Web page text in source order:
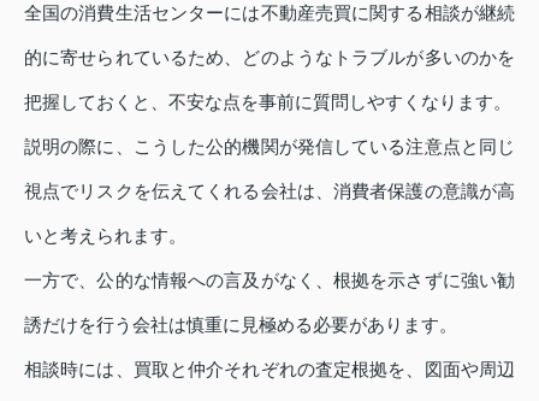
全国の消費生活センターには不動産売買に関する相談が継続
的に寄せられているため、どのようなトラブルが多いのかを
把握しておくと、不安な点を事前に質問しやすくなります。
説明の際に、こうした公的機関が発信している注意点と同じ
視点でリスクを伝えてくれる会社は、消費者保護の意識が高
いと考えられます。
一方で、公的な情報への言及がなく、根拠を示さずに強い勧
誘だけを行う会社は慎重に見極める必要があります。
相談時には、買取と仲介それぞれの査定根拠を、図面や周辺